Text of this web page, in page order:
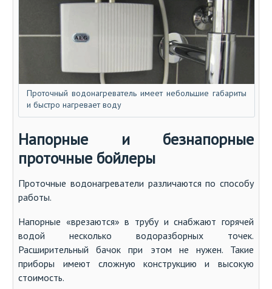
Проточный водонагреватель имеет небольшие габариты
и быстро нагревает воду
Напорные и безнапорные
проточные бойлеры
Проточные водонагреватели различаются по способу
работы.
Напорные «врезаются» в трубу и снабжают горячей
водой несколько водоразборных точек.
Расширительный бачок при этом не нужен. Такие
приборы имеют сложную конструкцию и высокую
стоимость.